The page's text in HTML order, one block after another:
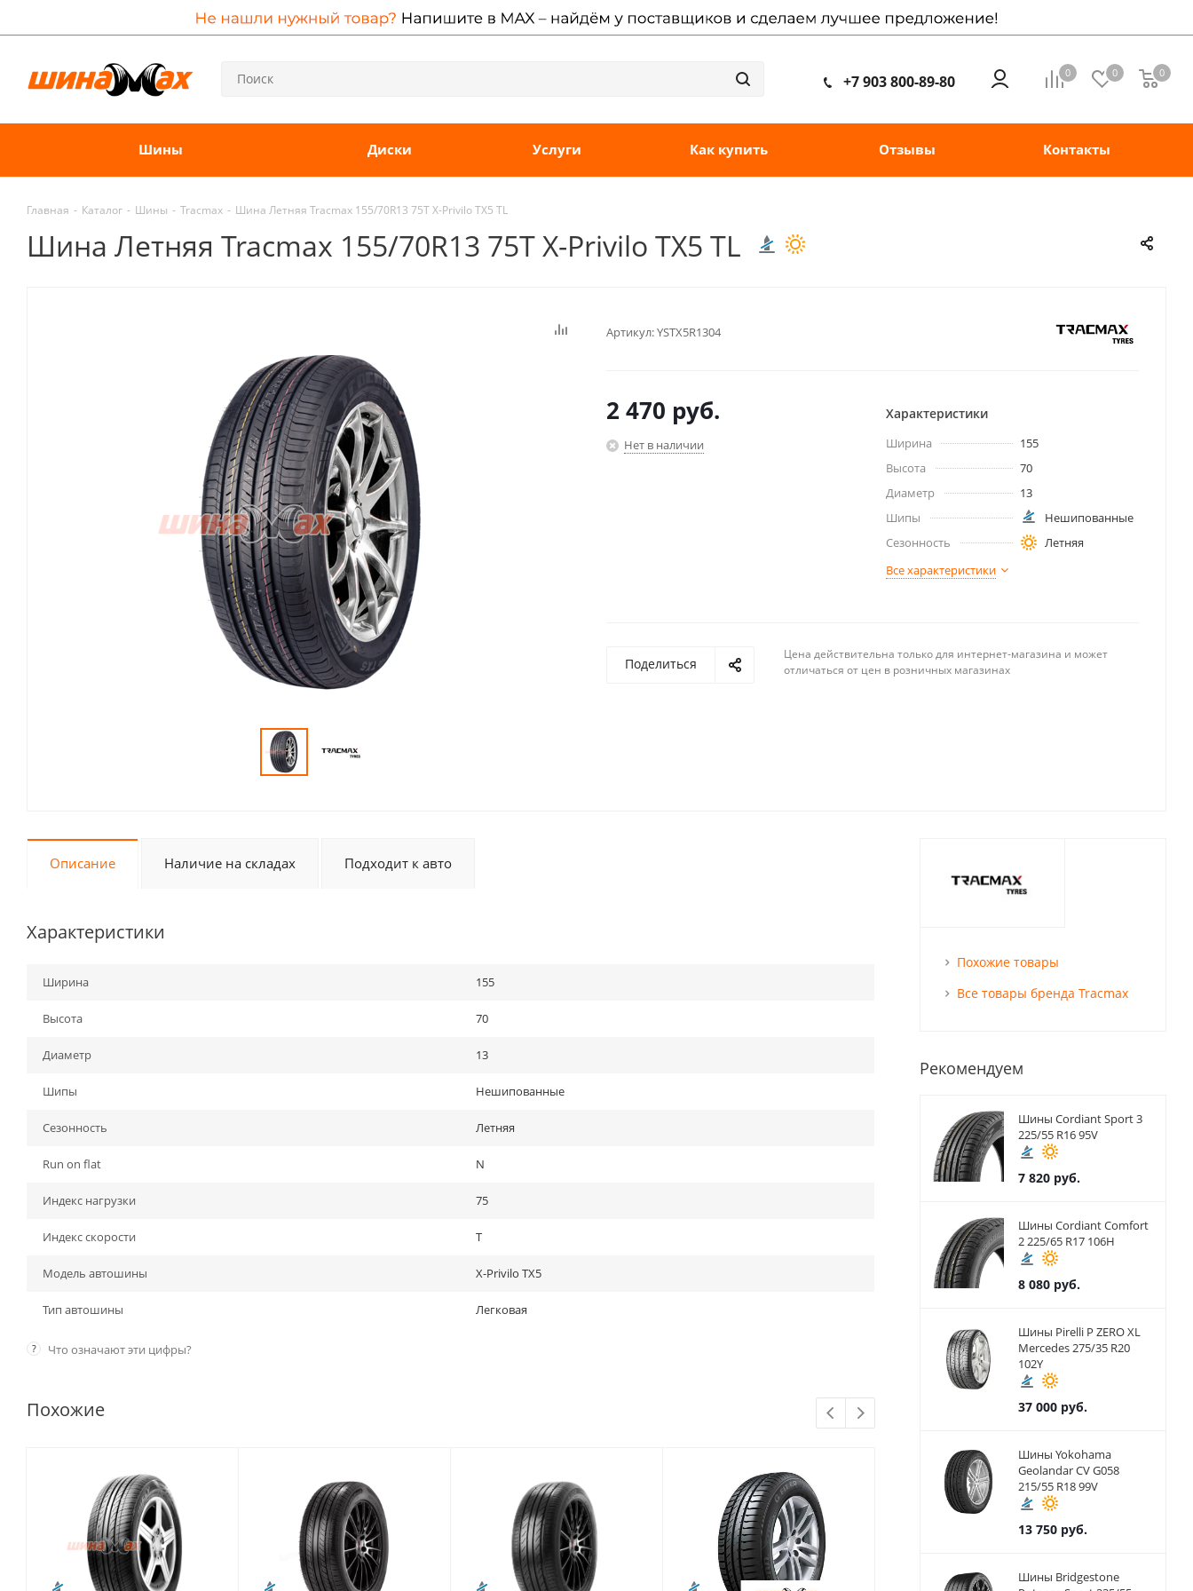
0 0 0
+7 903 800-89-80
Шины Диски Услуги Как купить Отзывы Контакты
Главная - Каталог - Шины - Tracmax - Шина Летняя Tracmax 155/70R13 75T X-Privilo TX5 TL
Шина Летняя Tracmax 155/70R13 75T X-Privilo TX5 TL
Артикул:YSTX5R1304
2 470 руб.
Нет в наличии
Характеристики
Ширина
155
Высота
70
Диаметр
13
Шипы
Нешипованные
Сезонность
Летняя
Все характеристики
Поделиться
Цена действительна только для интернет-магазина и может
отличаться от цен в розничных магазинах
Описание Наличие на складах Подходит к авто
Характеристики
Ширина 155
Высота 70
Диаметр 13
Шипы Нешипованные
Сезонность Летняя
Run on flat N
Индекс нагрузки 75
Индекс скорости T
Модель автошины X-Privilo TX5
Тип автошины Легковая
? Что означают эти цифры?
Похожие
Похожие товары
Все товары бренда Tracmax
Рекомендуем
Шины Cordiant Sport 3
225/55 R16 95V
7 820руб.
Шины Cordiant Comfort
2 225/65 R17 106H
8 080руб.
Шины Pirelli P ZERO XL
Mercedes 275/35 R20
102Y
37 000руб.
Шины Yokohama
Geolandar CV G058
215/55 R18 99V
13 750руб.
Шины Bridgestone